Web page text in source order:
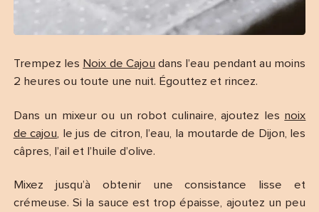
Trempez les Noix de Cajou dans l’eau pendant au moins
2 heures ou toute une nuit. Égouttez et rincez.
Dans un mixeur ou un robot culinaire, ajoutez les noix
de cajou, le jus de citron, l’eau, la moutarde de Dijon, les
câpres, l’ail et l’huile d’olive.
Mixez jusqu’à obtenir une consistance lisse et
crémeuse. Si la sauce est trop épaisse, ajoutez un peu